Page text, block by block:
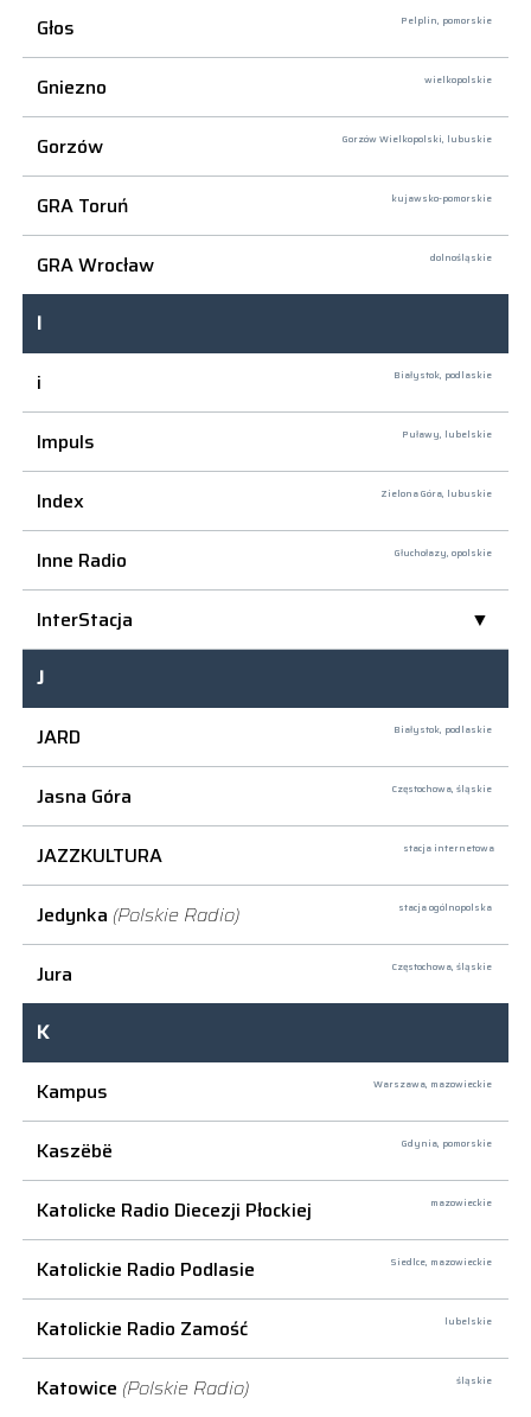
Głos Pelplin, pomorskie
Gniezno wielkopolskie
Gorzów Gorzów Wielkopolski, lubuskie
GRA Toruń kujawsko-pomorskie
GRA Wrocław dolnośląskie
I
i
Białystok, podlaskie
Impuls Puławy, lubelskie
Index Zielona Góra, lubuskie
Inne Radio Głuchołazy, opolskie
InterStacja
J
JARD
Białystok, podlaskie
Jasna Góra Częstochowa, śląskie
JAZZKULTURA stacja internetowa
Jedynka (Polskie Radio) stacja ogólnopolska
Jura Częstochowa, śląskie
K
Kampus
Warszawa, mazowieckie
Kaszëbë Gdynia, pomorskie
Katolicke Radio Diecezji Płockiej mazowieckie
Katolickie Radio Podlasie Siedlce, mazowieckie
Katolickie Radio Zamość lubelskie
Katowice (Polskie Radio) śląskie